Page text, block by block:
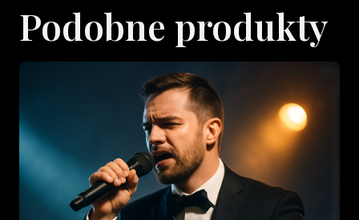
Podobne produkty